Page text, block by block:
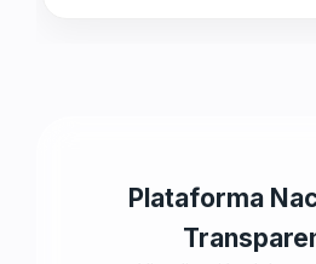
Plataforma